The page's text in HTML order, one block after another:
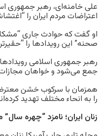
اعتراضات مردم ایران را
او گفت که حوادث جاری
صحنه” این رویدادها را
رهبر جمهوری اسلامی
جمع می‌شود و خواهان
همزمان با سرکوب خشن
را به انحاء مختلف تهدید
زنان ایران؛ نامزد “چهره سال”